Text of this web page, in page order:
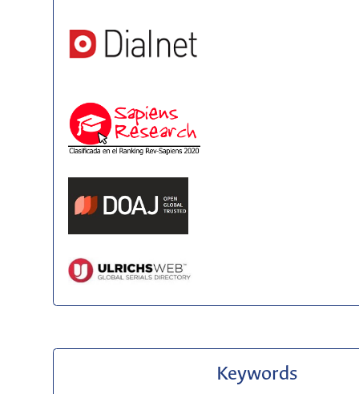
Keywords